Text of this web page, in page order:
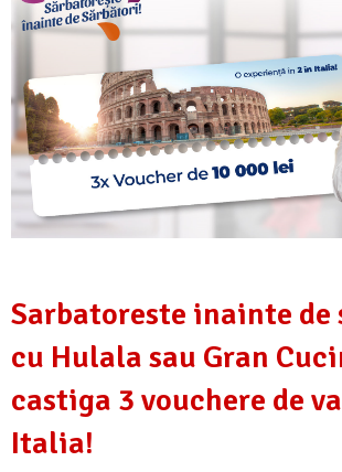
Sarbatoreste inainte
cu Hulala sau Gran
castiga 3 vouchere de
Italia!